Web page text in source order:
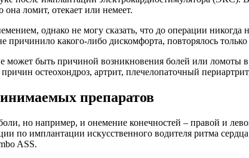
она ломит, отекает или немеет.
однако не могу сказать, что до операции
какого-либо дискомфорта, повторялось
может быть причиной возникновения болей или ломоты
остеохондроз, артрит, плечелопаточный
препаратов
но например, и онемение конечностей – правой и
по имплантации искусственного водителя ритма
ASS.